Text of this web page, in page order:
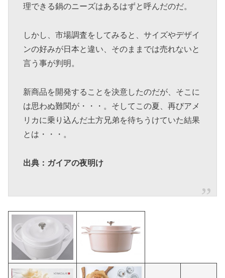
理できる鍋のニーズはあるはずと呼んだのだ。
しかし、市場調査をしてみると、サイズやデザイ
ンの好みが日本と違い、そのままでは売れないと
言う事が判明。
新商品を開発することを決意したのだが、そこに
は思わぬ難関が・・・。そしてこの夏、再びアメ
リカに乗り込んだ土方兄弟を待ちうけていた結果
とは・・・。
出典：ガイアの夜明け